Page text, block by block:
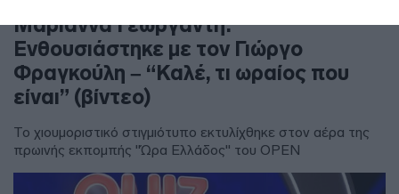
Μαριάννα Γεωργαντή:
Ενθουσιάστηκε με τον Γιώργο
Φραγκούλη – “Καλέ, τι ωραίος που
είναι” (βίντεο)
Το χιουμοριστικό στιγμιότυπο εκτυλίχθηκε στον αέρα της
πρωινής εκπομπής "Ώρα Ελλάδος" του OPEN